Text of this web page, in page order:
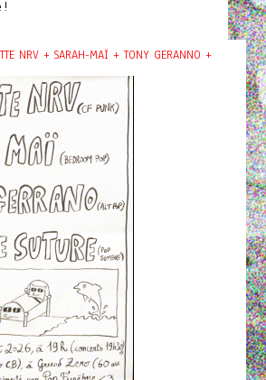
!
NRV + SARAH-MAÏ + TONY GERANNO +